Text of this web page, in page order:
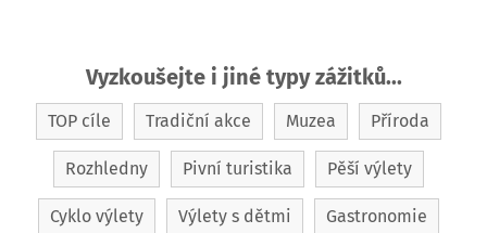
Vyzkoušejte i jiné typy zážitků...
TOP cíle Tradiční akce Muzea Příroda
Rozhledny Pivní turistika Pěší výlety
Cyklo výlety Výlety s dětmi Gastronomie